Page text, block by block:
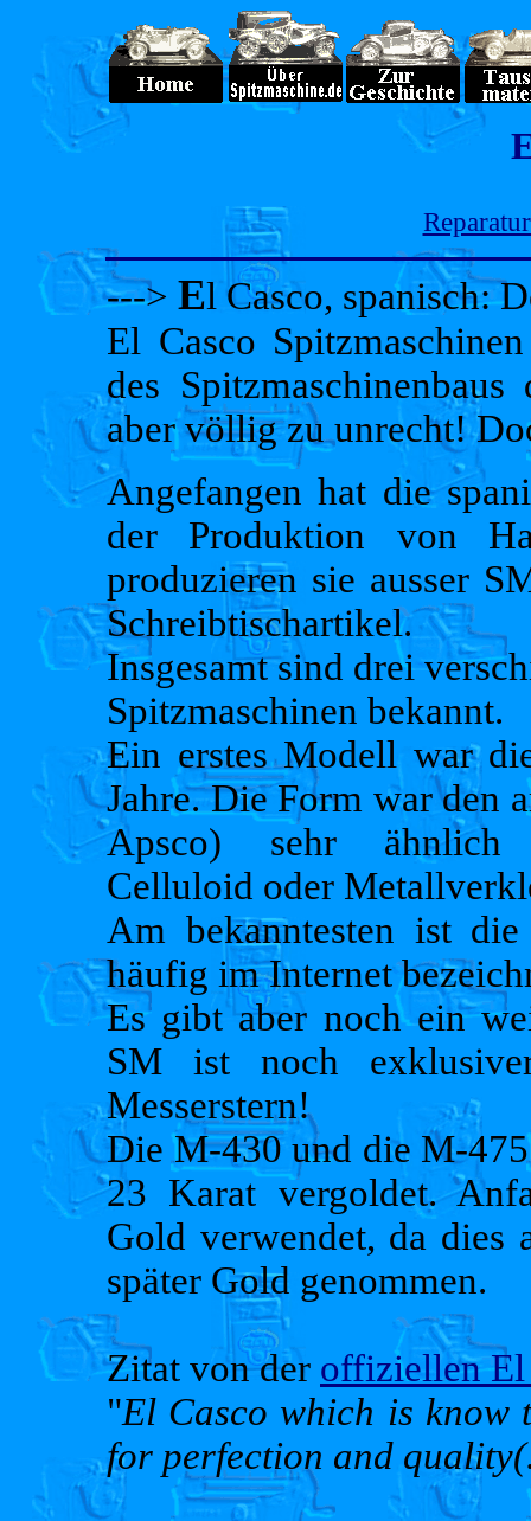
---> El Casco, spanisch:
El Casco
des
aber völlig zu unrecht!
Angefangen hat die
der Produktion von
produzieren sie ausser
Schreibtischartikel.
Insgesamt sind drei
Spitzmaschinen bekannt.
Ein erstes Modell war
Jahre. Die Form war den
Apsco) sehr ähnlich
Celluloid oder
Am bekanntesten ist
häufig im Internet
Es gibt aber noch ein
SM ist noch
Messerstern!
Die M-430 und die M-
23 Karat vergoldet.
Gold verwendet, da dies
später Gold genommen.
Zitat von der offiziellen El
"El Casco which is know
for perfection and